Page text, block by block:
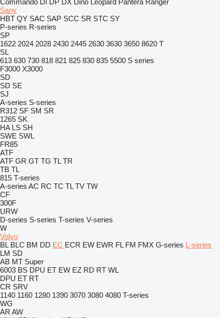
Commando DI DP DX Dino Leopard Pantera Ranger
Sany
HBT QY SAC SAP SCC SR STC SY
P-series R-series
SP
1622 2024 2028 2430 2445 2630 3630 3650 8620 T
SL
613 630 730 818 821 825 830 835 5500 S series
F3000 X3000
SD
SD SE
SJ
A-series S-series
R312 SF SM SR
1265 SK
HA LS SH
SWE SWL
FR85
ATF
ATF GR GT TG TL TR
TB TL
815 T-series
A-series AC RC TC TL TV TW
CF
300F
URW
D-series S-series T-series V-series
W
Volvo
BL BLC BM DD EC ECR EW EWR FL FM FMX G-series L-series
LM SD
AB MT Super
6003 BS DPU ET EW EZ RD RT WL
DPU ET RT
CR SRV
1140 1160 1280 1390 3070 3080 4080 T-series
WG
AR AW